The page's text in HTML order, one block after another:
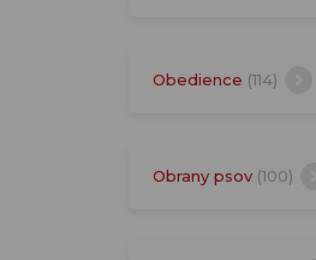
Obedience (114)
Obrany psov (100)